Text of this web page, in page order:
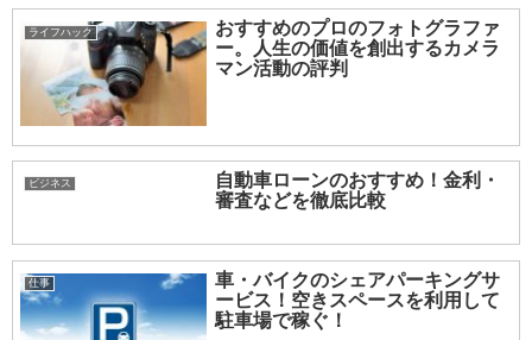
ライフハック
おすすめのプロのフォトグラファ
ー。人生の価値を創出するカメラ
マン活動の評判
ビジネス
自動車ローンのおすすめ！金利・
審査などを徹底比較
仕事
車・バイクのシェアパーキングサ
ービス！空きスペースを利用して
駐車場で稼ぐ！